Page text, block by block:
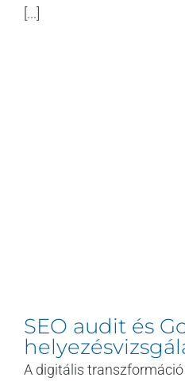
[...]
SEO audit és
A digitális